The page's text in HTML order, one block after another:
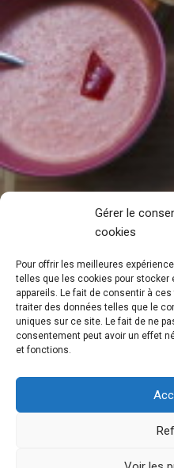
Gérer le
cookies
Pour offrir les meilleures
telles que les cookies pour
appareils. Le fait de consentir à
traiter des données telles que le
uniques sur ce site. Le fait de ne
consentement peut avoir un effet
et fonctions.